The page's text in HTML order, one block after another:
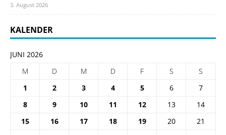
3. August 2026
KALENDER
JUNI 2026
M
D M D F S
S
1
2 3 4 5 6
7
8
9 10 11 12 13
14
15
16 17 18 19 20
21